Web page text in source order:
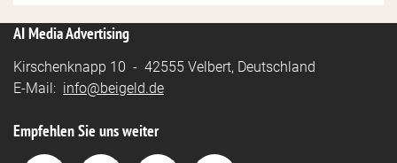
AI Media Advertising
Kirschenknapp 10 - 42555 Velbert, Deutschland
E-Mail: info@beigeld.de
Empfehlen Sie uns weiter